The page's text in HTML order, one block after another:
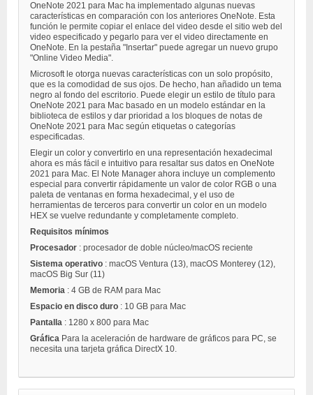
OneNote 2021 para Mac ha implementado algunas nuevas
características en comparación con los anteriores OneNote. Esta
función le permite copiar el enlace del video desde el sitio web del
video especificado y pegarlo para ver el video directamente en
OneNote. En la pestaña "Insertar" puede agregar un nuevo grupo
"Online Video Media".
Microsoft le otorga nuevas características con un solo propósito,
que es la comodidad de sus ojos. De hecho, han añadido un tema
negro al fondo del escritorio. Puede elegir un estilo de título para
OneNote 2021 para Mac basado en un modelo estándar en la
biblioteca de estilos y dar prioridad a los bloques de notas de
OneNote 2021 para Mac según etiquetas o categorías
especificadas.
Elegir un color y convertirlo en una representación hexadecimal
ahora es más fácil e intuitivo para resaltar sus datos en OneNote
2021 para Mac. El Note Manager ahora incluye un complemento
especial para convertir rápidamente un valor de color RGB o una
paleta de ventanas en forma hexadecimal, y el uso de
herramientas de terceros para convertir un color en un modelo
HEX se vuelve redundante y completamente completo.
Requisitos mínimos
Procesador : procesador de doble núcleo/macOS reciente
Sistema operativo : macOS Ventura (13), macOS Monterey (12),
macOS Big Sur (11)
Memoria : 4 GB de RAM para Mac
Espacio en disco duro : 10 GB para Mac
Pantalla : 1280 x 800 para Mac
Gráfica Para la aceleración de hardware de gráficos para PC, se
necesita una tarjeta gráfica DirectX 10.